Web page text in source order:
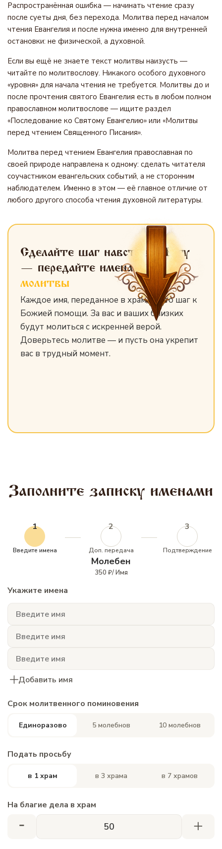
Распространённая ошибка — начинать чтение сразу
после суеты дня, без перехода. Молитва перед началом
чтения Евангелия и после нужна именно для внутренней
остановки: не физической, а духовной.
Если вы ещё не знаете текст молитвы наизусть —
читайте по молитвослову. Никакого особого духовного
«уровня» для начала чтения не требуется. Молитвы до и
после прочтения святого Евангелия есть в любом полном
православном молитвослове — ищите раздел
«Последование ко Святому Евангелию» или «Молитвы
перед чтением Священного Писания».
Молитва перед чтением Евангелия православная по
своей природе направлена к одному: сделать читателя
соучастником евангельских событий, а не сторонним
наблюдателем. Именно в этом — её главное отличие от
любого другого способа чтения духовной литературы.
Сделайте шаг навстречу Богу
— передайте именадля
молитвы
Каждое имя, переданное в храм, — это шаг к
Божией помощи. За вас и ваших близких
будут молиться с искренней верой.
Доверьтесь молитве — и пусть она укрепит
вас в трудный момент.
Заполните записку именами
1
Введите имена
2
Доп. передача
3
Подтверждение
Молебен
350 ₽/ Имя
Укажите имена
Добавить имя
Срок молитвенного поминовения
Единоразово 5 молебнов 10 молебнов
Подать просьбу
в 1 храм в 3 храма в 7 храмов
На благие дела в храм
- +